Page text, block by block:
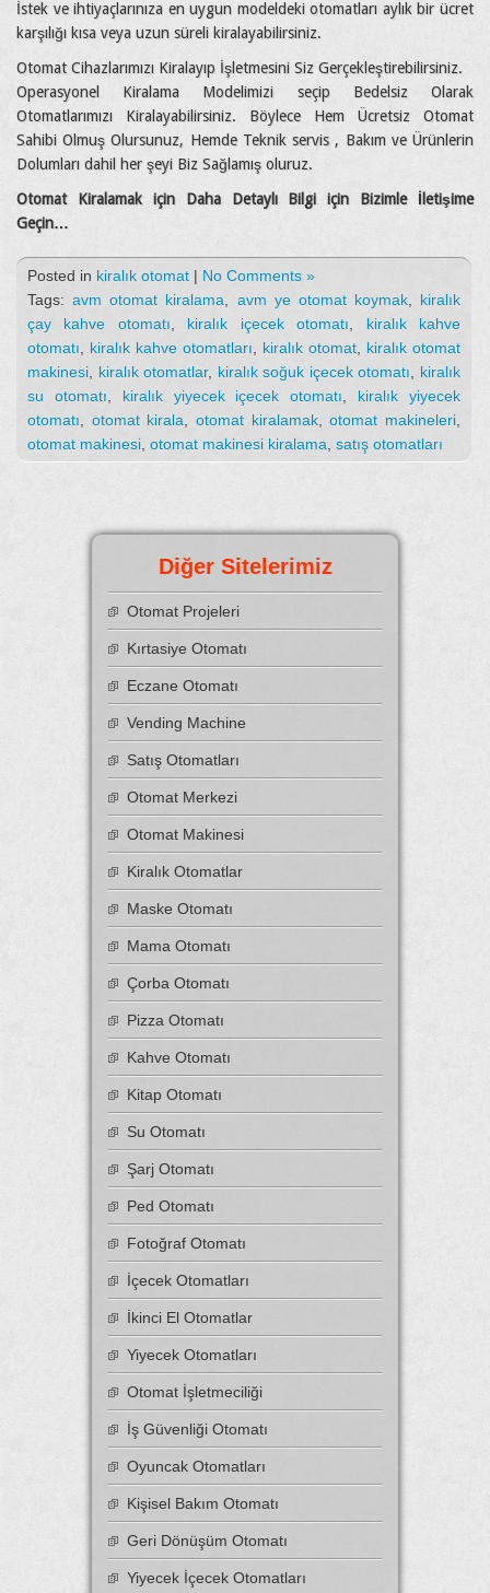
İstek ve ihtiyaçlarınıza en uygun modeldeki otomatları aylık bir ücret
karşılığı kısa veya uzun süreli kiralayabilirsiniz.
Otomat Cihazlarımızı Kiralayıp İşletmesini Siz Gerçekleştirebilirsiniz.
Operasyonel Kiralama Modelimizi seçip Bedelsiz Olarak
Otomatlarımızı Kiralayabilirsiniz. Böylece Hem Ücretsiz Otomat
Sahibi Olmuş Olursunuz, Hemde Teknik servis , Bakım ve Ürünlerin
Dolumları dahil her şeyi Biz Sağlamış oluruz.
Otomat Kiralamak için Daha Detaylı Bilgi için Bizimle İletişime
Geçin…
Posted in kiralık otomat | No Comments »
Tags:avm otomat kiralama avm ye otomat koymak, kiralık
çay kahve otomatı
kiralık içecek otomatı
kiralık kahve
otomatı
kiralık kahve otomatları kiralık otomat
kiralık otomat
makinesi
kiralık otomatlar, kiralık soğuk içecek otomatı
kiralık
su otomatı
kiralık yiyecek içecek otomatı
kiralık yiyecek
otomatı
otomat kirala ,otomat kiralamak,otomat makineleri
otomat makinesi otomat makinesi kiralama satış otomatları
Diğer Sitelerimiz
Otomat Projeleri
Kırtasiye Otomatı
Eczane Otomatı
Vending Machine
Satış Otomatları
Otomat Merkezi
Otomat Makinesi
Kiralık Otomatlar
Maske Otomatı
Mama Otomatı
Çorba Otomatı
Pizza Otomatı
Kahve Otomatı
Kitap Otomatı
Su Otomatı
Şarj Otomatı
Ped Otomatı
Fotoğraf Otomatı
İçecek Otomatları
İkinci El Otomatlar
Yiyecek Otomatları
Otomat İşletmeciliği
İş Güvenliği Otomatı
Oyuncak Otomatları
Kişisel Bakım Otomatı
Geri Dönüşüm Otomatı
Yiyecek İçecek Otomatları